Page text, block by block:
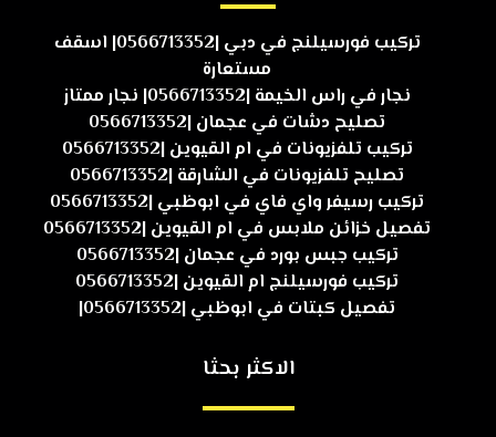
تركيب فورسيلنج في دبي |0566713352| اسقف
مستعارة
نجار في راس الخيمة |0566713352| نجار ممتاز
تصليح دشات في عجمان |0566713352
تركيب تلفزيونات في ام القيوين |0566713352
تصليح تلفزيونات في الشارقة |0566713352
تركيب رسيفر واي فاي في ابوظبي |0566713352
تفصيل خزائن ملابس في ام القيوين |0566713352
تركيب جبس بورد في عجمان |0566713352
تركيب فورسيلنج ام القيوين |0566713352
تفصيل كبتات في ابوظبي |0566713352|
الاكثر بحثا